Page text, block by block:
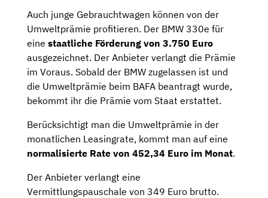
Auch junge Gebrauchtwagen können von der
Umweltprämie profitieren. Der BMW 330e für
eine staatliche Förderung von 3.750 Euro
ausgezeichnet. Der Anbieter verlangt die Prämie
im Voraus. Sobald der BMW zugelassen ist und
die Umweltprämie beim BAFA beantragt wurde,
bekommt ihr die Prämie vom Staat erstattet.
Berücksichtigt man die Umweltprämie in der
monatlichen Leasingrate, kommt man auf eine
normalisierte Rate von 452,34 Euro im Monat.
Der Anbieter verlangt eine
Vermittlungspauschale von 349 Euro brutto.